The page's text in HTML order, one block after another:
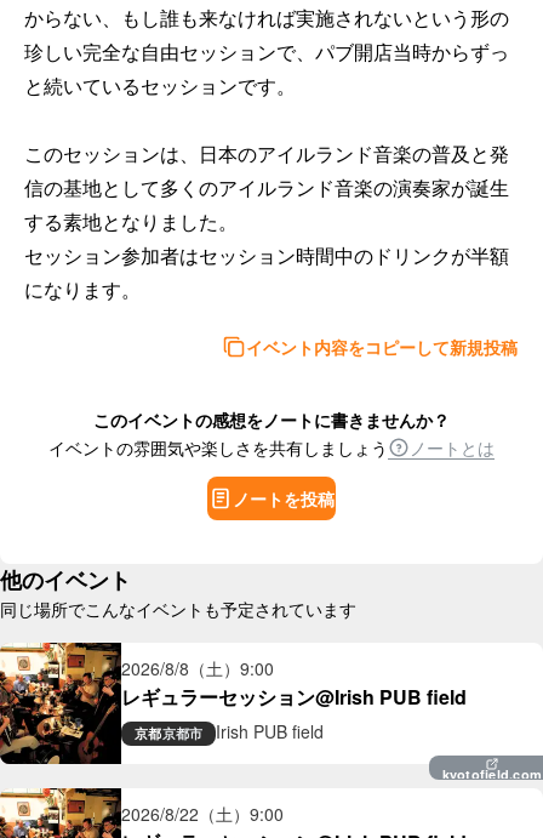
からない、もし誰も来なければ実施されないという形の
珍しい完全な自由セッションで、パブ開店当時からずっ
と続いているセッションです。
このセッションは、日本のアイルランド音楽の普及と発
信の基地として多くのアイルランド音楽の演奏家が誕生
する素地となりました。
セッション参加者はセッション時間中のドリンクが半額
になります。
イベント内容をコピーして新規投稿
このイベントの感想をノートに書きませんか？
イベントの雰囲気や楽しさを共有しましょう
ノートとは
ノートを投稿
他のイベント
同じ場所でこんなイベントも予定されています
2026/8/8（土） 9:00
レギュラーセッション@Irish PUB field
京都京都市 Irish PUB field
kyotofield.com
2026/8/22（土） 9:00